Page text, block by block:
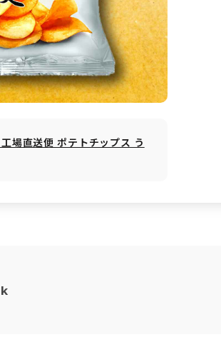
場直送便 ポテトチップス う